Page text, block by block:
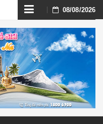
Skip
to
content
08/08/2026